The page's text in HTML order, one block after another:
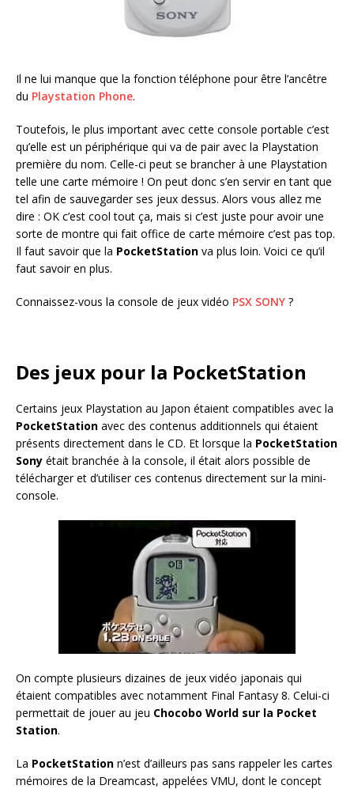
Il ne lui manque que la fonction téléphone pour être l’ancêtre
du Playstation Phone.
Toutefois, le plus important avec cette console portable c’est
qu’elle est un périphérique qui va de pair avec la Playstation
première du nom. Celle-ci peut se brancher à une Playstation
telle une carte mémoire ! On peut donc s’en servir en tant que
tel afin de sauvegarder ses jeux dessus. Alors vous allez me
dire : OK c’est cool tout ça, mais si c’est juste pour avoir une
sorte de montre qui fait office de carte mémoire c’est pas top.
Il faut savoir que la PocketStation va plus loin. Voici ce qu’il
faut savoir en plus.
Connaissez-vous la console de jeux vidéo PSX SONY ?
Des jeux pour la PocketStation
Certains jeux Playstation au Japon étaient compatibles avec la
PocketStation avec des contenus additionnels qui étaient
présents directement dans le CD. Et lorsque la PocketStation
Sony était branchée à la console, il était alors possible de
télécharger et d’utiliser ces contenus directement sur la mini-
console.
On compte plusieurs dizaines de jeux vidéo japonais qui
étaient compatibles avec notamment Final Fantasy 8. Celui-ci
permettait de jouer au jeu Chocobo World sur la Pocket
Station.
La PocketStation n’est d’ailleurs pas sans rappeler les cartes
mémoires de la Dreamcast, appelées VMU, dont le concept